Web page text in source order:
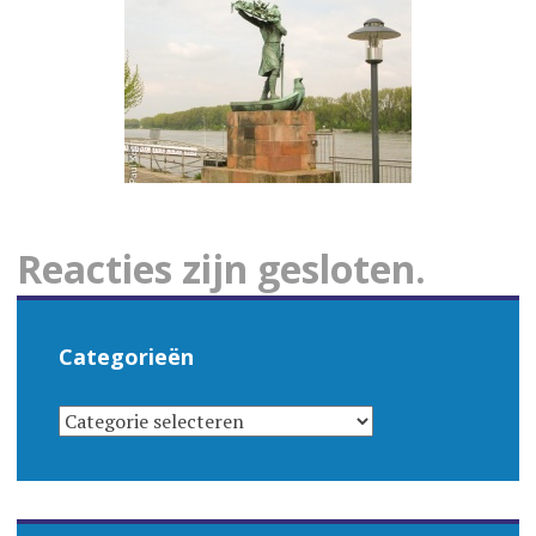
Reacties zijn gesloten.
Categorieën
CATEGORIEËN